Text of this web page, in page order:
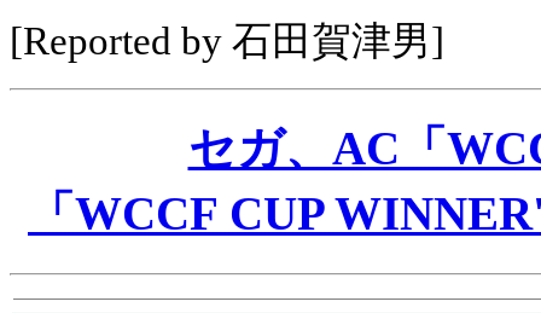
[Reported by 石田賀津男]
セガ、AC「
「WCCF CUP